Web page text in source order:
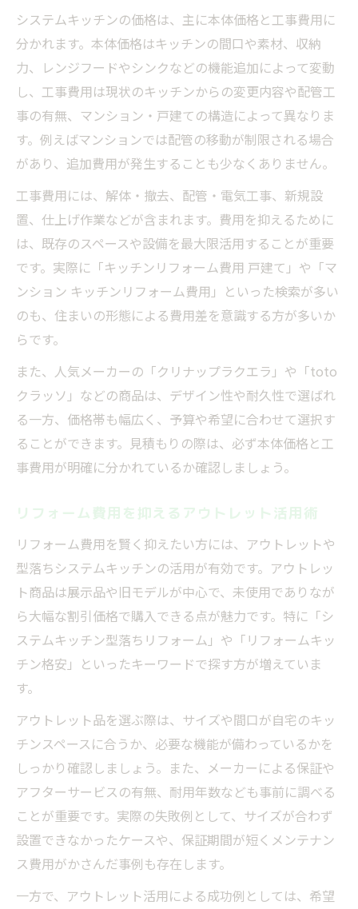
システムキッチンの価格は、主に本体価格と工事費用に
分かれます。本体価格はキッチンの間口や素材、収納
力、レンジフードやシンクなどの機能追加によって変動
し、工事費用は現状のキッチンからの変更内容や配管工
事の有無、マンション・戸建ての構造によって異なりま
す。例えばマンションでは配管の移動が制限される場合
があり、追加費用が発生することも少なくありません。
工事費用には、解体・撤去、配管・電気工事、新規設
置、仕上げ作業などが含まれます。費用を抑えるために
は、既存のスペースや設備を最大限活用することが重要
です。実際に「キッチンリフォーム費用 戸建て」や「マ
ンション キッチンリフォーム費用」といった検索が多い
のも、住まいの形態による費用差を意識する方が多いか
らです。
また、人気メーカーの「クリナップラクエラ」や「toto
クラッソ」などの商品は、デザイン性や耐久性で選ばれ
る一方、価格帯も幅広く、予算や希望に合わせて選択す
ることができます。見積もりの際は、必ず本体価格と工
事費用が明確に分かれているか確認しましょう。
リフォーム費用を抑えるアウトレット活用術
リフォーム費用を賢く抑えたい方には、アウトレットや
型落ちシステムキッチンの活用が有効です。アウトレッ
ト商品は展示品や旧モデルが中心で、未使用でありなが
ら大幅な割引価格で購入できる点が魅力です。特に「シ
ステムキッチン型落ちリフォーム」や「リフォームキッ
チン格安」といったキーワードで探す方が増えていま
す。
アウトレット品を選ぶ際は、サイズや間口が自宅のキッ
チンスペースに合うか、必要な機能が備わっているかを
しっかり確認しましょう。また、メーカーによる保証や
アフターサービスの有無、耐用年数なども事前に調べる
ことが重要です。実際の失敗例として、サイズが合わず
設置できなかったケースや、保証期間が短くメンテナン
ス費用がかさんだ事例も存在します。
一方で、アウトレット活用による成功例としては、希望